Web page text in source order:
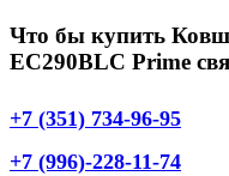
Что бы купить
EC290BLC Prime
+7 (351) 734-96-95
+7 (996)-228-11-74